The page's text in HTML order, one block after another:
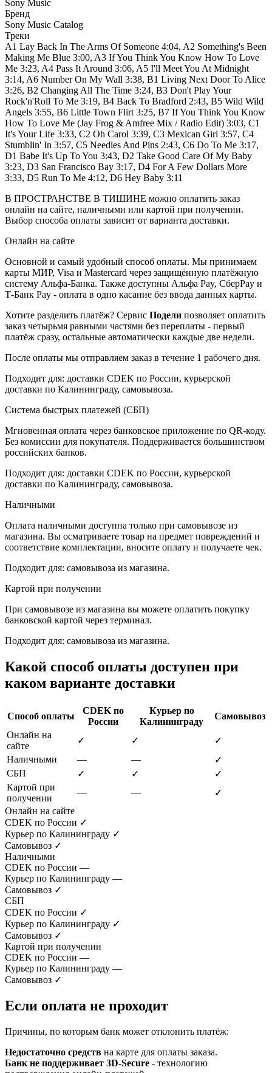
Sony Music
Бренд
Sony Music Catalog
Треки
A1 Lay Back In The Arms Of Someone 4:04, A2 Something's Been
Making Me Blue 3:00, A3 If You Think You Know How To Love
Me 3:23, A4 Pass It Around 3:06, A5 I'll Meet You At Midnight
3:14, A6 Number On My Wall 3:38, B1 Living Next Door To Alice
3:26, B2 Changing All The Time 3:24, B3 Don't Play Your
Rock'n'Roll To Me 3:19, B4 Back To Bradford 2:43, B5 Wild Wild
Angels 3:55, B6 Little Town Flirt 3:25, B7 If You Think You Know
How To Love Me (Jay Frog & Amfree Mix / Radio Edit) 3:03, C1
It's Your Life 3:33, C2 Oh Carol 3:39, C3 Mexican Girl 3:57, C4
Stumblin' In 3:57, C5 Needles And Pins 2:43, C6 Do To Me 3:17,
D1 Babe It's Up To You 3:43, D2 Take Good Care Of My Baby
3:23, D3 San Francisco Bay 3:17, D4 For A Few Dollars More
3:33, D5 Run To Me 4:12, D6 Hey Baby 3:11
В ПРОСТРАНСТВЕ В ТИШИНЕ можно оплатить заказ
онлайн на сайте, наличными или картой при получении.
Выбор способа оплаты зависит от варианта доставки.
Онлайн на сайте
Основной и самый удобный способ оплаты. Мы принимаем
карты МИР, Visa и Mastercard через защищённую платёжную
систему Альфа-Банка. Также доступны Альфа Pay, СберPay и
Т-Банк Pay - оплата в одно касание без ввода данных карты.
Хотите разделить платёж? Сервис Подели позволяет оплатить
заказ четырьмя равными частями без переплаты - первый
платёж сразу, остальные автоматически каждые две недели.
После оплаты мы отправляем заказ в течение 1 рабочего дня.
Подходит для: доставки CDEK по России, курьерской
доставки по Калининграду, самовывоза.
Система быстрых платежей (СБП)
Мгновенная оплата через банковское приложение по QR-коду.
Без комиссии для покупателя. Поддерживается большинством
российских банков.
Подходит для: доставки CDEK по России, курьерской
доставки по Калининграду, самовывоза.
Наличными
Оплата наличными доступна только при самовывозе из
магазина. Вы осматриваете товар на предмет повреждений и
соответствие комплектации, вносите оплату и получаете чек.
Подходит для: самовывоза из магазина.
Картой при получении
При самовывозе из магазина вы можете оплатить покупку
банковской картой через терминал.
Подходит для: самовывоза из магазина.
Какой способ оплаты доступен при
каком варианте доставки
Способ оплаты
CDEK по
России
Курьер по
Калининграду
Самовывоз
Онлайн на
сайте
✓ ✓
✓
Наличными
— —
✓
СБП
✓ ✓
✓
Картой при
получении
— —
✓
Онлайн на сайте
CDEK по России ✓
Курьер по Калининграду ✓
Самовывоз ✓
Наличными
CDEK по России —
Курьер по Калининграду —
Самовывоз ✓
СБП
CDEK по России ✓
Курьер по Калининграду ✓
Самовывоз ✓
Картой при получении
CDEK по России —
Курьер по Калининграду —
Самовывоз ✓
Если оплата не проходит
Причины, по которым банк может отклонить платёж:
Недостаточно средств на карте для оплаты заказа.
Банк не поддерживает 3D-Secure - технологию